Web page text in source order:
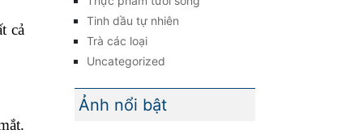
cả
Tinh dầu tự nhiên
Trà các loại
Uncategorized
Ảnh nổi bật